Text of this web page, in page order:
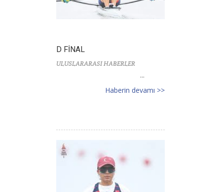
D FİNAL
ULUSLARARASI HABERLER
...
Haberin devamı >>